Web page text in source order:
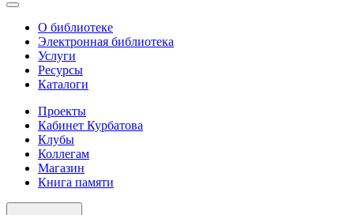
О библиотеке
Электронная библиотека
Услуги
Ресурсы
Каталоги
Проекты
Кабинет Курбатова
Клубы
Коллегам
Магазин
Книга памяти